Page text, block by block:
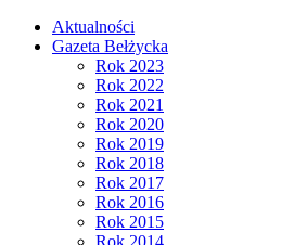
Aktualności
Gazeta Bełżycka
Rok 2023
Rok 2022
Rok 2021
Rok 2020
Rok 2019
Rok 2018
Rok 2017
Rok 2016
Rok 2015
Rok 2014